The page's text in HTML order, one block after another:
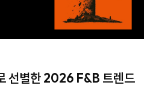
선별한 2026 F&B 트렌드